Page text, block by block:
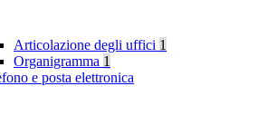
Articolazione degli uffici 1
Organigramma 1
e posta elettronica